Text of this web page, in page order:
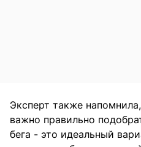
Эксперт также
важно правильно
бега - это идеальный